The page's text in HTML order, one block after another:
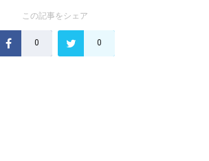
この記事をシェア
0 0